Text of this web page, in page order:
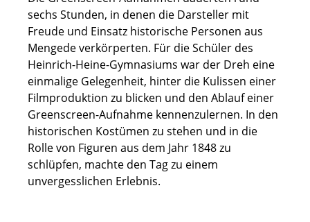
sechs Stunden, in denen die Darsteller mit
Freude und Einsatz historische Personen aus
Mengede verkörperten. Für die Schüler des
Heinrich-Heine-Gymnasiums war der Dreh eine
einmalige Gelegenheit, hinter die Kulissen einer
Filmproduktion zu blicken und den Ablauf einer
Greenscreen-Aufnahme kennenzulernen. In den
historischen Kostümen zu stehen und in die
Rolle von Figuren aus dem Jahr 1848 zu
schlüpfen, machte den Tag zu einem
unvergesslichen Erlebnis.